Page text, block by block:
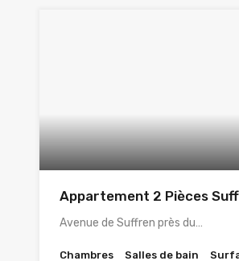
Appartement 2 Pièces
Avenue de Suffren près du…
Chambres Salles de bain